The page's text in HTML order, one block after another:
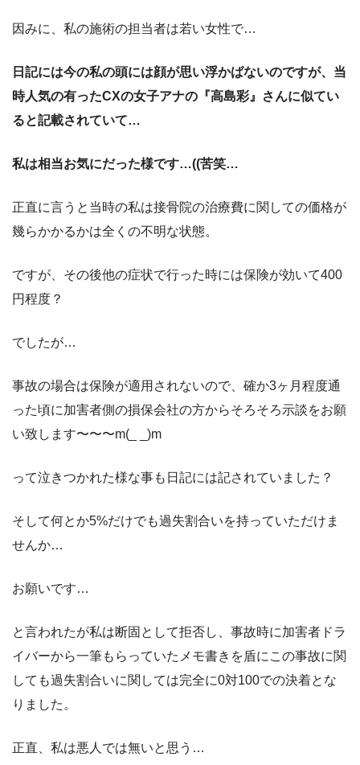
因みに、私の施術の担当者は若い女性で…
日記には今の私の頭には顔が思い浮かばないのですが、当
時人気の有ったCXの女子アナの『高島彩』さんに似てい
ると記載されていて…
私は相当お気にだった様です…((苦笑…
正直に言うと当時の私は接骨院の治療費に関しての価格が
幾らかかるかは全くの不明な状態。
ですが、その後他の症状で行った時には保険が効いて400
円程度？
でしたが…
事故の場合は保険が適用されないので、確か3ヶ月程度通
った頃に加害者側の損保会社の方からそろそろ示談をお願
い致します〜〜〜m(_ _)m
って泣きつかれた様な事も日記には記されていました？
そして何とか5%だけでも過失割合いを持っていただけま
せんか…
お願いです…
と言われたが私は断固として拒否し、事故時に加害者ドラ
イバーから一筆もらっていたメモ書きを盾にこの事故に関
しても過失割合いに関しては完全に0対100での決着とな
りました。
正直、私は悪人では無いと思う…